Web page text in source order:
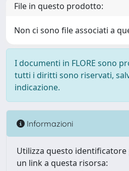
File in questo prodotto:
Non ci sono file associati a
I documenti in FLORE sono
tutti i diritti sono riservati,
indicazione.
Informazioni
Utilizza questo
un link a questa risorsa: